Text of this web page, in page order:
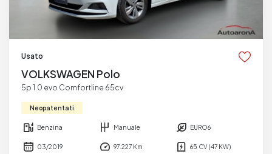
Usato
VOLKSWAGEN Polo
5p 1.0 evo Comfortline 65cv
Neopatentati
Benzina Manuale EURO6
03/2019 97.227 Km 65 CV (47 KW)